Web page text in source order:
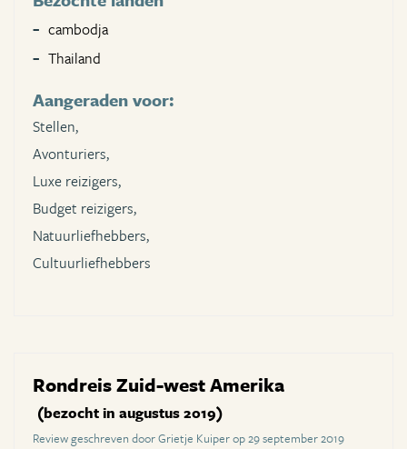
cambodja
Thailand
Aangeraden voor:
Stellen,
Avonturiers,
Luxe reizigers,
Budget reizigers,
Natuurliefhebbers,
Cultuurliefhebbers
Rondreis Zuid-west Amerika
(bezocht in augustus 2019)
Review geschreven door Grietje Kuiper op 29 september 2019